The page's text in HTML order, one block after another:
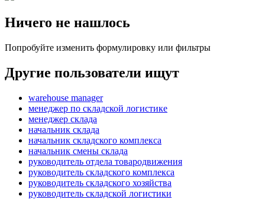
Ничего не нашлось
Попробуйте изменить формулировку или фильтры
Другие пользователи ищут
warehouse manager
менеджер по складской логистике
менеджер склада
начальник склада
начальник складского комплекса
начальник смены склада
руководитель отдела товародвижения
руководитель складского комплекса
руководитель складского хозяйства
руководитель складской логистики